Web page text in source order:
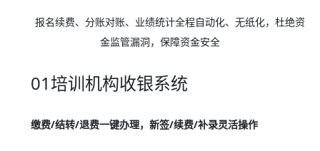
报名续费、分账对账、业绩统计全程自动化、无纸化，杜绝资
金监管漏洞，保障资金安全
01培训机构收银系统
缴费/结转/退费一键办理，新签/续费/补录灵活操作